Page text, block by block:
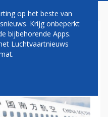
BELANG IN
op het beste van
Krijg onbeperkt
bijbehorende Apps.
Luchtvaartnieuws